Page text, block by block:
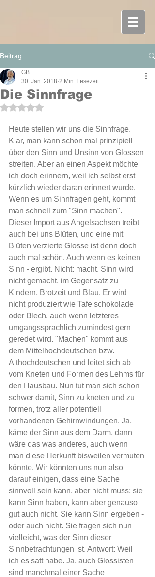
Beitrag
Die Sinnfrage
GB
30. Jan. 2018 2 Min. Lesezeit
Mit NaN von 5 Sternen bewertet.
Heute stellen wir uns die Sinnfrage.
Klar, man kann schon mal prinzipiell
über den Sinn und Unsinn von Glossen
streiten. Aber an einen Aspekt möchte
ich doch erinnern, weil ich selbst erst
kürzlich wieder daran erinnert wurde.
Wenn es um Sinnfragen geht, kommt
man schnell zum "Sinn machen".
Dieser Import aus Angelsachsen treibt
auch bei uns Blüten, und eine mit
Blüten verzierte Glosse ist denn doch
auch mal schön. Auch wenn es keinen
Sinn - ergibt. Nicht: macht. Sinn wird
nicht gemacht, im Gegensatz zu
Kindern, Brotzeit und Blau. Er wird
nicht produziert wie Tafelschokolade
oder Blech, auch wenn letzteres
umgangssprachlich zumindest gern
geredet wird. "Machen" kommt aus
dem Mittelhochdeutschen bzw.
Althochdeutschen und leitet sich ab
vom Kneten und Formen des Lehms für
den Hausbau. Nun tut man sich schon
schwer damit, Sinn zu kneten und zu
formen, trotz aller potentiell
vorhandenen Gehirnwindungen. Ja,
käme der Sinn aus dem Darm, dann
wäre das was anderes, auch wenn
man diese Herkunft bisweilen vermuten
könnte. Wir könnten uns nun also
darauf einigen, dass eine Sache
sinnvoll sein kann, aber nicht muss; sie
kann Sinn haben, kann aber genauso
gut auch nicht. Sie kann Sinn ergeben -
oder auch nicht. Sie fragen sich nun
vielleicht, was der Sinn dieser
Sinnbetrachtungen ist. Antwort: Weil
ich es satt habe. Ja, auch Glossisten
sind manchmal einer Sache